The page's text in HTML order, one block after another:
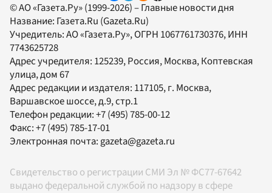
© АО «Газета.Ру» (1999-2026) – Главные новости дня
Название: Газета.Ru (Gazeta.Ru)
Учредитель:АО «Газета.Ру», ОГРН 1067761730376, ИНН
7743625728
Адрес учредителя: 125239, Россия, Москва, Коптевская
улица, дом 67
Адрес редакции и издателя: 117105, г. Москва,
Варшавское шоссе, д.9, стр.1
Телефон редакции:+7 (495) 785-00-12
Факс:+7 (495) 785-17-01
Электронная почта:gazeta@gazeta.ru
Свидетельство о регистрации СМИ Эл № ФС77-67642
выдано федеральной службой по надзору в сфере